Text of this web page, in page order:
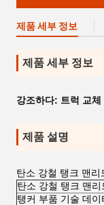
제품 세부 정보
제품 세부 정보
강조하다: 트럭 교체
제품 설명
탄소 강철 탱크 맨
탄소 강철 탱크 맨
탱커 부품 기술 데이